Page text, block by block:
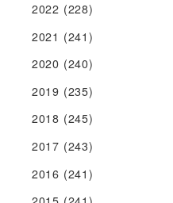
2022 (228)
2021 (241)
2020 (240)
2019 (235)
2018 (245)
2017 (243)
2016 (241)